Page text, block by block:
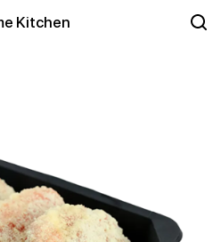
Kitchen